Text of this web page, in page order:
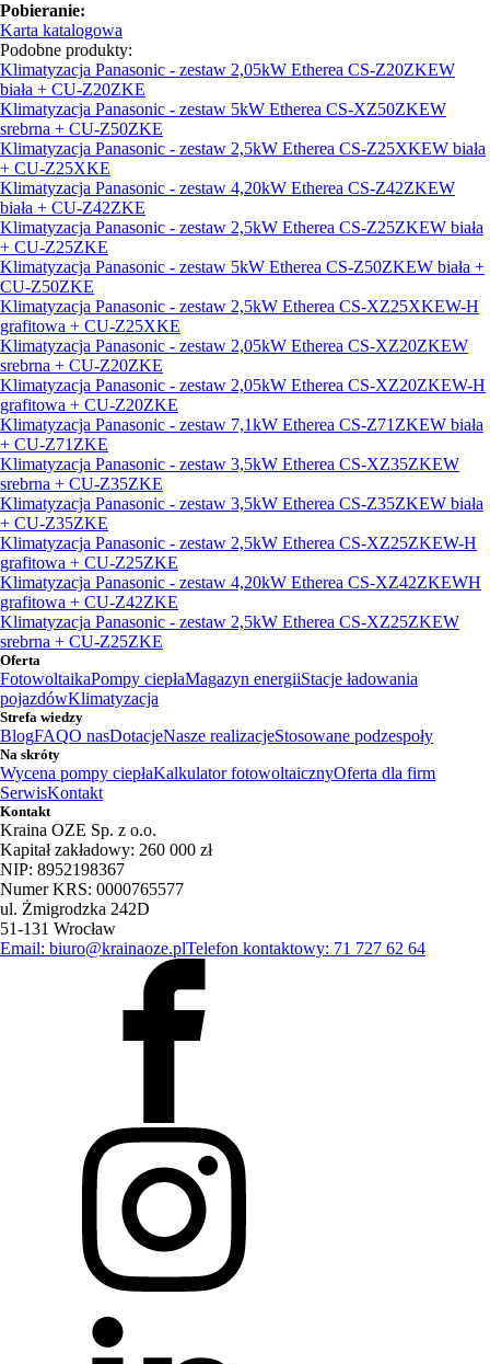
Pobieranie:
Karta katalogowa
Podobne produkty:
Klimatyzacja Panasonic - zestaw 2,05kW Etherea CS-Z20ZKEW
biała + CU-Z20ZKE
Klimatyzacja Panasonic - zestaw 5kW Etherea CS-XZ50ZKEW
srebrna + CU-Z50ZKE
Klimatyzacja Panasonic - zestaw 2,5kW Etherea CS-Z25XKEW biała
+ CU-Z25XKE
Klimatyzacja Panasonic - zestaw 4,20kW Etherea CS-Z42ZKEW
biała + CU-Z42ZKE
Klimatyzacja Panasonic - zestaw 2,5kW Etherea CS-Z25ZKEW biała
+ CU-Z25ZKE
Klimatyzacja Panasonic - zestaw 5kW Etherea CS-Z50ZKEW biała +
CU-Z50ZKE
Klimatyzacja Panasonic - zestaw 2,5kW Etherea CS-XZ25XKEW-H
grafitowa + CU-Z25XKE
Klimatyzacja Panasonic - zestaw 2,05kW Etherea CS-XZ20ZKEW
srebrna + CU-Z20ZKE
Klimatyzacja Panasonic - zestaw 2,05kW Etherea CS-XZ20ZKEW-H
grafitowa + CU-Z20ZKE
Klimatyzacja Panasonic - zestaw 7,1kW Etherea CS-Z71ZKEW biała
+ CU-Z71ZKE
Klimatyzacja Panasonic - zestaw 3,5kW Etherea CS-XZ35ZKEW
srebrna + CU-Z35ZKE
Klimatyzacja Panasonic - zestaw 3,5kW Etherea CS-Z35ZKEW biała
+ CU-Z35ZKE
Klimatyzacja Panasonic - zestaw 2,5kW Etherea CS-XZ25ZKEW-H
grafitowa + CU-Z25ZKE
Klimatyzacja Panasonic - zestaw 4,20kW Etherea CS-XZ42ZKEWH
grafitowa + CU-Z42ZKE
Klimatyzacja Panasonic - zestaw 2,5kW Etherea CS-XZ25ZKEW
srebrna + CU-Z25ZKE
Oferta
FotowoltaikaPompy ciepłaMagazyn energiiStacje ładowania
pojazdówKlimatyzacja
Strefa wiedzy
BlogFAQO nasDotacjeNasze realizacjeStosowane podzespoły
Na skróty
Wycena pompy ciepłaKalkulator fotowoltaicznyOferta dla firm
SerwisKontakt
Kontakt
Kraina OZE Sp. z o.o.
Kapitał zakładowy: 260 000 zł
NIP: 8952198367
Numer KRS: 0000765577
ul. Żmigrodzka 242D
51-131 Wrocław
Email: biuro@krainaoze.plTelefon kontaktowy: 71 727 62 64